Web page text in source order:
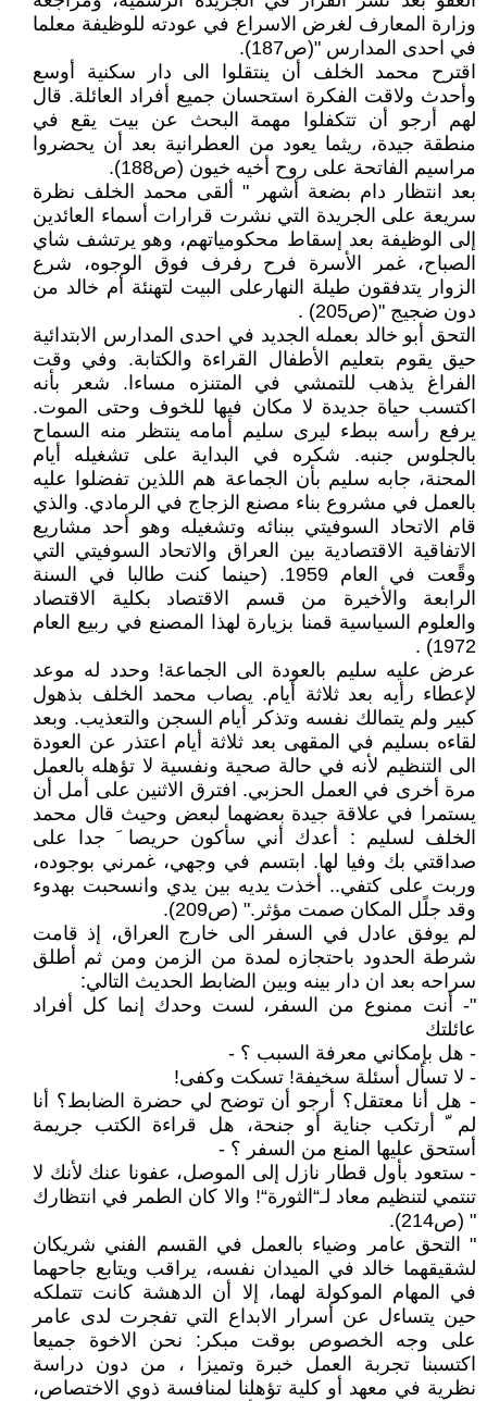
وزارة المعارف لغرض الاسراع في عودته للوظيفة معلما
في احدى المدارس "(ص187).
اقترح محمد الخلف أن ينتقلوا الى دار سكنية أوسع
وأحدث ولاقت الفكرة استحسان جميع أفراد العائلة. قال
لهم أرجو أن تتكفلوا مهمة البحث عن بيت يقع في
منطقة جيدة، ريثما يعود من العطرانية بعد أن يحضروا
مراسيم الفاتحة على روح أخيه خيون (ص188).
بعد انتظار دام بضعة أشهر " ألقى محمد الخلف نظرة
سريعة على الجريدة التي نشرت قرارات أسماء العائدين
إلى الوظيفة بعد إسقاط محكومياتهم، وهو يرتشف شاي
الصباح، غمر الأسرة فرح رفرف فوق الوجوه، شرع
الزوار يتدفقون طيلة النهارعلى البيت لتهنئة أم خالد من
دون ضجيج "(ص205) .
التحق أبو خالد بعمله الجديد في احدى المدارس الابتدائية
حيق يقوم بتعليم الأطفال القراءة والكتابة. وفي وقت
الفراغ يذهب للتمشي في المتنزه مساءا. شعر بأنه
اكتسب حياة جديدة لا مكان فيها للخوف وحتى الموت.
يرفع رأسه ببطء ليرى سليم أمامه ينتظر منه السماح
بالجلوس جنبه. شكره في البداية على تشغيله أيام
المحنة، جابه سليم بأن الجماعة هم اللذين تفضلوا عليه
بالعمل في مشروع بناء مصنع الزجاج في الرمادي. والذي
قام الاتحاد السوفيتي ببنائه وتشغيله وهو أحد مشاريع
الاتفاقية الاقتصادية بين العراق والاتحاد السوفيتي التي
وقًعت في العام 1959. (حينما كنت طالبا في السنة
الرابعة والأخيرة من قسم الاقتصاد بكلية الاقتصاد
والعلوم السياسية قمنا بزيارة لهذا المصنع في ربيع العام
1972) .
عرض عليه سليم بالعودة الى الجماعة! وحدد له موعد
لإعطاء رأيه بعد ثلاثة أيام. يصاب محمد الخلف بذهول
كبير ولم يتمالك نفسه وتذكر أيام السجن والتعذيب. وبعد
لقاءه بسليم في المقهى بعد ثلاثة أيام اعتذر عن العودة
الى التنظيم لأنه في حالة صحية ونفسية لا تؤهله بالعمل
مرة أخرى في العمل الحزبي. افترق الاثنين على أمل أن
يستمرا في علاقة جيدة بعضهما لبعض وحيث قال محمد
الخلف لسليم : أعدك أني سأكون حريصا َ جدا على
صداقتي بك وفيا لها. ابتسم في وجهي، غمرني بوجوده،
وربت على كتفي.. أخذت يديه بين يدي وانسحبت بهدوء
وقد جلًل المكان صمت مؤثر." (ص209).
لم يوفق عادل في السفر الى خارج العراق، إذ قامت
شرطة الحدود باحتجازه لمدة من الزمن ومن ثم أطلق
سراحه بعد ان دار بينه وبين الضابط الحديث التالي:
"- أنت ممنوع من السفر، لست وحدك إنما كل أفراد
عائلتك
- هل بإمكاني معرفة السبب ؟ -
- لا تسأل أسئلة سخيفة! تسكت وكفى!
- هل أنا معتقل؟ أرجو أن توضح لي حضرة الضابط؟ أنا
لم ّ أرتكب جناية أو جنحة، هل قراءة الكتب جريمة
أستحق عليها المنع من السفر ؟ -
- ستعود بأول قطار نازل إلى الموصل، عفونا عنك لأنك لا
تنتمي لتنظيم معاد لـ“الثورة“! والا كان الطمر في انتظارك
" (ص214).
" التحق عامر وضياء بالعمل في القسم الفني شريكان
لشقيقهما خالد في الميدان نفسه، يراقب ويتابع جاحهما
في المهام الموكولة لهما، إلا أن الدهشة كانت تتملكه
حين يتساءل عن أسرار الابداع التي تفجرت لدى عامر
على وجه الخصوص بوقت مبكر: نحن الاخوة جميعا
اكتسبنا تجربة العمل خبرة وتميزا ، من دون دراسة
نظرية في معهد أو كلية تؤهلنا لمنافسة ذوي الاختصاص،